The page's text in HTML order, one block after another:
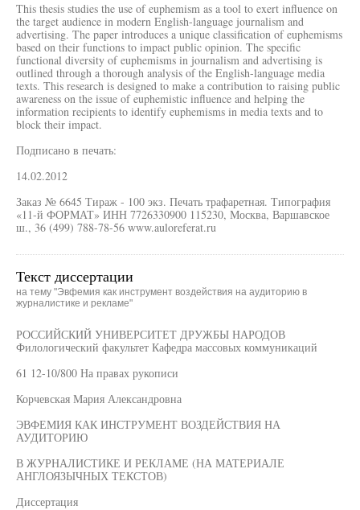
This thesis studies the use of euphemism as a tool to exert influence on
the target audience in modern English-language journalism and
advertising. The paper introduces a unique classification of euphemisms
based on their functions to impact public opinion. The specific
functional diversity of euphemisms in journalism and advertising is
outlined through a thorough analysis of the English-language media
texts. This research is designed to make a contribution to raising public
awareness on the issue of euphemistic influence and helping the
information recipients to identify euphemisms in media texts and to
block their impact.
Подписано в печать:
14.02.2012
Заказ № 6645 Тираж - 100 экз. Печать трафаретная. Типография
«11-й ФОРМАТ» ИНН 7726330900 115230, Москва, Варшавское
ш., 36 (499) 788-78-56 www.auloreferat.ru
Текст диссертации
на тему "Эвфемия как инструмент воздействия на аудиторию в
журналистике и рекламе"
РОССИЙСКИЙ УНИВЕРСИТЕТ ДРУЖБЫ НАРОДОВ
Филологический факультет Кафедра массовых коммуникаций
61 12-10/800 На правах рукописи
Корчевская Мария Александровна
ЭВФЕМИЯ КАК ИНСТРУМЕНТ ВОЗДЕЙСТВИЯ НА
АУДИТОРИЮ
В ЖУРНАЛИСТИКЕ И РЕКЛАМЕ (НА МАТЕРИАЛЕ
АНГЛОЯЗЫЧНЫХ ТЕКСТОВ)
Диссертация